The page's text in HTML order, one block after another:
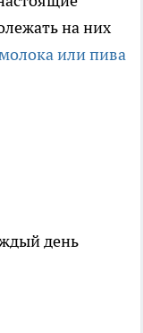
на них
или пива
день